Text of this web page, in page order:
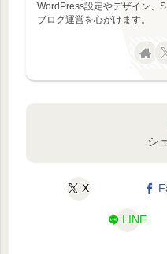
WordPress設定やデザイン、
ブログ運営を心がけます。
シ
X
LINE